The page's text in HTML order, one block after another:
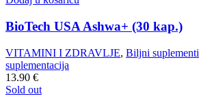
BioTech USA Ashwa+ (30 kap.)
VITAMINI I ZDRAVLJE, Biljni suplementi
suplementacija
13.90 €
Sold out